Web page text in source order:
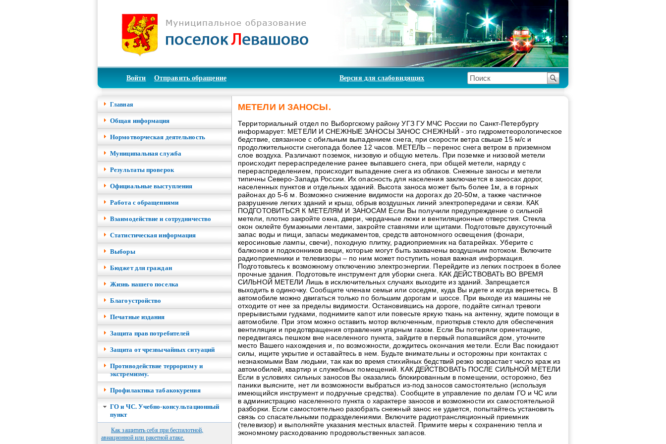
Войти Отправить обращение Версия для слабовидящих
Главная
Общая информация
Нормотворческая деятельность
Муниципальная служба
Результаты проверок
Официальные выступления
Работа с обращениями
Взаимодействие и сотрудничество
Cтатистическая информация
Выборы
Бюджет для граждан
Жизнь нашего поселка
Благоустройство
Печатные издания
Защита прав потребителей
Защита от чрезвычайных ситуаций
Противодействие терроризму и
экстремизму.
Профилактика табакокурения
ГО и ЧС. Учебно-консультационный
пункт
Как защитить себя при беспилотной,
авиационной или ракетной атаке.
МЕТЕЛИ И ЗАНОСЫ.
Территориальный отдел по Выборгскому району УГЗ ГУ МЧС России по Санкт-Петербургу
информарует: МЕТЕЛИ И СНЕЖНЫЕ ЗАНОСЫ ЗАНОС СНЕЖНЫЙ - это гидрометеорологическое
бедствие, связанное с обильным выпадением снега, при скорости ветра свыше 15 м/с и
продолжительности снегопада более 12 часов. МЕТЕЛЬ – перенос снега ветром в приземном
слое воздуха. Различают поземок, низовую и общую метель. При поземке и низовой метели
происходит перераспределение ранее выпавшего снега, при общей метели, наряду с
перераспределением, происходит выпадение снега из облаков. Снежные заносы и метели
типичны Северо-Запада России. Их опасность для населения заключается в заносах дорог,
населенных пунктов и отдельных зданий. Высота заноса может быть более 1м, а в горных
районах до 5-6 м. Возможно снижение видимости на дорогах до 20-50м, а также частичное
разрушение легких зданий и крыш, обрыв воздушных линий электропередачи и связи. КАК
ПОДГОТОВИТЬСЯ К МЕТЕЛЯМ И ЗАНОСАМ Если Вы получили предупреждение о сильной
метели, плотно закройте окна, двери, чердачные люки и вентиляционные отверстия. Стекла
окон оклейте бумажными лентами, закройте ставнями или щитами. Подготовьте двухсуточный
запас воды и пищи, запасы медикаментов, средств автономного освещения (фонари,
керосиновые лампы, свечи), походную плитку, радиоприемник на батарейках. Уберите с
балконов и подоконников вещи, которые могут быть захвачены воздушным потоком. Включите
радиоприемники и телевизоры – по ним может поступить новая важная информация.
Подготовьтесь к возможному отключению электроэнергии. Перейдите из легких построек в более
прочные здания. Подготовьте инструмент для уборки снега. КАК ДЕЙСТВОВАТЬ ВО ВРЕМЯ
СИЛЬНОЙ МЕТЕЛИ Лишь в исключительных случаях выходите из зданий. Запрещается
выходить в одиночку. Сообщите членам семьи или соседям, куда Вы идете и когда вернетесь. В
автомобиле можно двигаться только по большим дорогам и шоссе. При выходе из машины не
отходите от нее за пределы видимости. Остановившись на дороге, подайте сигнал тревоги
прерывистыми гудками, поднимите капот или повесьте яркую ткань на антенну, ждите помощи в
автомобиле. При этом можно оставить мотор включенным, приоткрыв стекло для обеспечения
вентиляции и предотвращения отравления угарным газом. Если Вы потеряли ориентацию,
передвигаясь пешком вне населенного пункта, зайдите в первый попавшийся дом, уточните
место Вашего нахождения и, по возможности, дождитесь окончания метели. Если Вас покидают
силы, ищите укрытие и оставайтесь в нем. Будьте внимательны и осторожны при контактах с
незнакомыми Вам людьми, так как во время стихийных бедствий резко возрастает число краж из
автомобилей, квартир и служебных помещений. КАК ДЕЙСТВОВАТЬ ПОСЛЕ СИЛЬНОЙ МЕТЕЛИ
Если в условиях сильных заносов Вы оказались блокированным в помещении, осторожно, без
паники выясните, нет ли возможности выбраться из-под заносов самостоятельно (используя
имеющийся инструмент и подручные средства). Сообщите в управление по делам ГО и ЧС или
в администрацию населенного пункта о характере заносов и возможности их самостоятельной
разборки. Если самостоятельно разобрать снежный занос не удается, попытайтесь установить
связь со спасательными подразделениями. Включите радиотрансляционный приемник
(телевизор) и выполняйте указания местных властей. Примите меры к сохранению тепла и
экономному расходованию продовольственных запасов.